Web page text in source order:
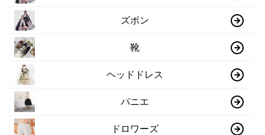
ズボン
靴
ヘッドドレス
パニエ
ドロワーズ